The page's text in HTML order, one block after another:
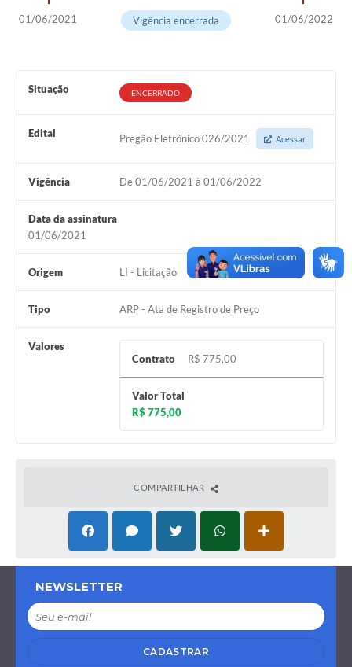
01/06/2021 01/06/2022
Vigência encerrada
Situação ENCERRADO
Edital Pregão Eletrônico 026/2021 Acessar
Vigência De 01/06/2021 à 01/06/2022
Data da assinatura
01/06/2021
Origem LI - Licitação
Tipo ARP - Ata de Registro de Preço
Valores
Contrato
R$ 775,00
Valor Total
R$ 775,00
COMPARTILHAR
NEWSLETTER
CADASTRAR